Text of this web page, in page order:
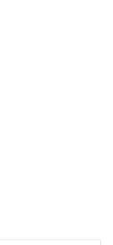
- Noir